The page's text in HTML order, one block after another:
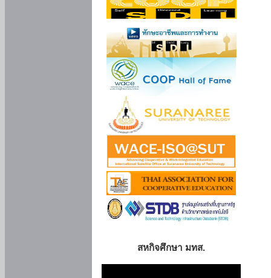
สหกิจศึกษา มทส.